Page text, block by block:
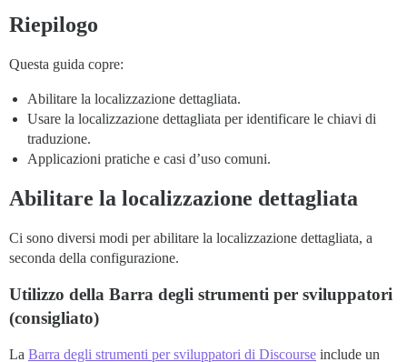
Riepilogo
Questa guida copre:
Abilitare la localizzazione dettagliata.
Usare la localizzazione dettagliata per identificare le chiavi di
traduzione.
Applicazioni pratiche e casi d’uso comuni.
Abilitare la localizzazione dettagliata
Ci sono diversi modi per abilitare la localizzazione dettagliata, a
seconda della configurazione.
Utilizzo della Barra degli strumenti per sviluppatori
(consigliato)
La Barra degli strumenti per sviluppatori di Discourse include un